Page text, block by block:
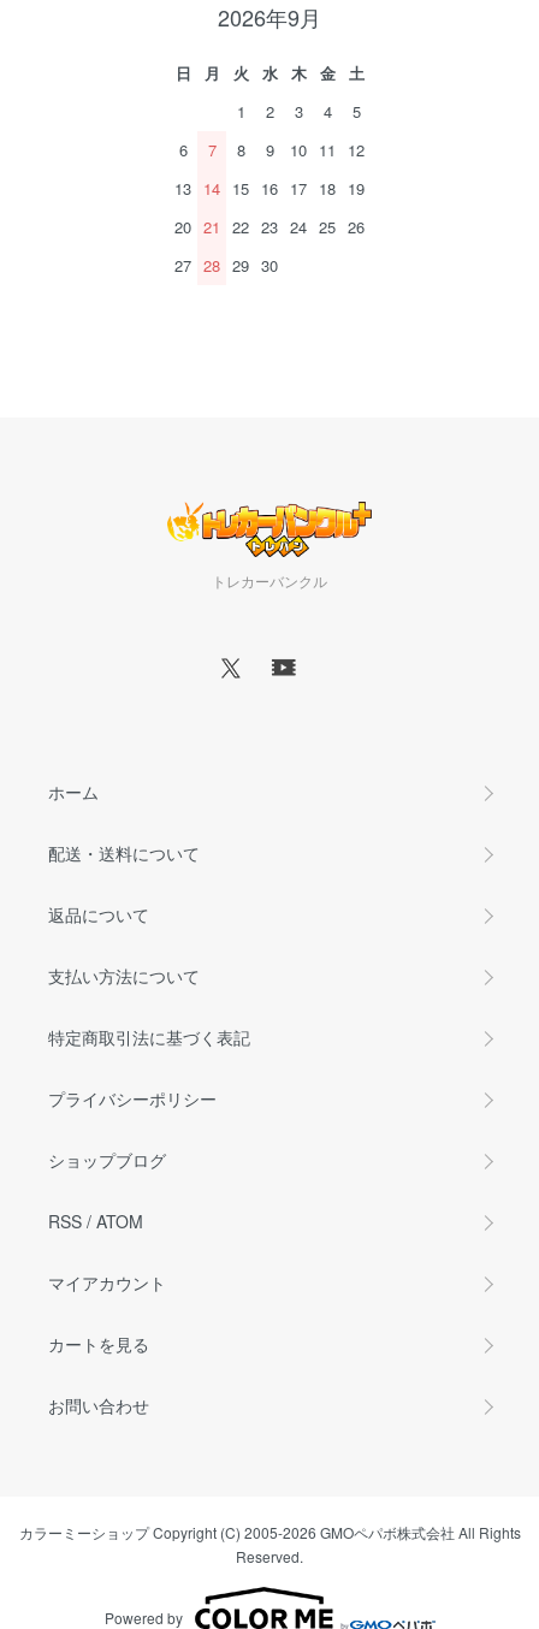
2026年9月
日 月 火 水 木 金
土
1
2 3 4
5
6
7 8 9 10 11
12
13 14 15 16 17 18 19
20 21 22 23 24 25 26
27 28 29 30
トレカーバンクル
ホーム
配送・送料について
返品について
支払い方法について
特定商取引法に基づく表記
プライバシーポリシー
ショップブログ
RSS / ATOM
マイアカウント
カートを見る
お問い合わせ
カラーミーショップCopyright (C) 2005-2026 GMOペパボ株式会社 All Rights
Reserved.
Powered by